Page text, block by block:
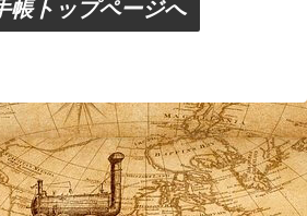
トップページへ